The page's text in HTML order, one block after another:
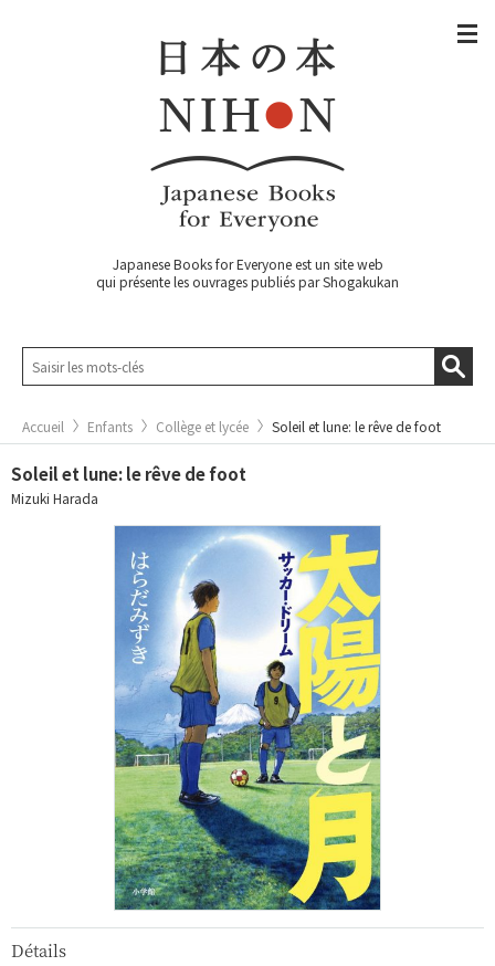
Japanese Books for Everyone est un site web
qui présente les ouvrages publiés par Shogakukan
Accueil Enfants Collège et lycée Soleil et lune: le rêve de foot
Soleil et lune: le rêve de foot
Mizuki Harada
Détails